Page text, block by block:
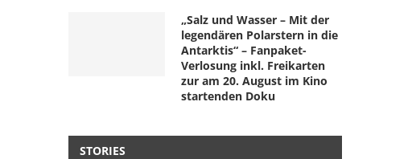
„Salz und Wasser – Mit der
legendären Polarstern in die
Antarktis“ – Fanpaket-
Verlosung inkl. Freikarten
zur am 20. August im Kino
startenden Doku
STORIES